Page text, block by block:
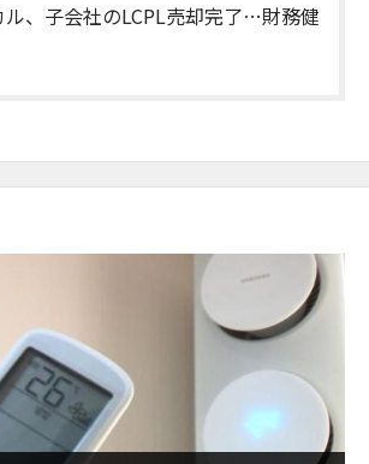
ル、子会社のLCPL売却完了…財務健